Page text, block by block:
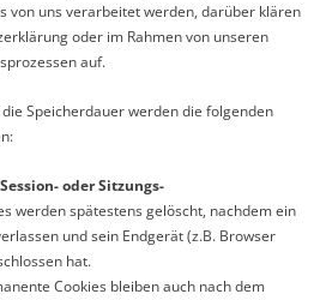
von uns verarbeitet werden, darüber klären
oder im Rahmen von unseren
auf.
Speicherdauer werden die folgenden
oder Sitzungs-
werden spätestens gelöscht, nachdem ein
und sein Endgerät (z.B. Browser
hat.
Cookies bleiben auch nach dem